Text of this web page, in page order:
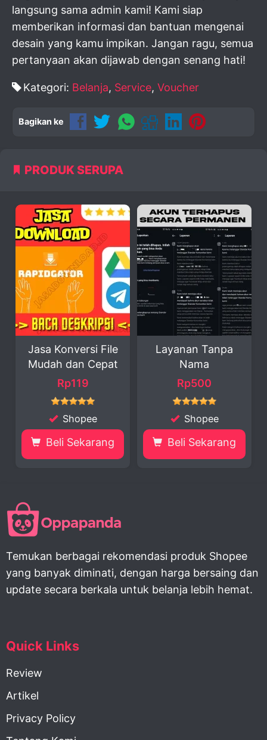
langsung sama admin kami! Kami siap
memberikan informasi dan bantuan mengenai
desain yang kamu impikan. Jangan ragu, semua
pertanyaan akan dijawab dengan senang hati!
Kategori: Belanja, Service, Voucher
Bagikan ke
PRODUK SERUPA
File
dan Cepat
Sekarang
Layanan Tanpa
Beli Sekarang
Nano
Beli
Temukan berbagai rekomendasi produk Shopee
yang banyak diminati, dengan harga bersaing dan
update secara berkala untuk belanja lebih hemat.
Quick Links
Review
Artikel
Privacy Policy